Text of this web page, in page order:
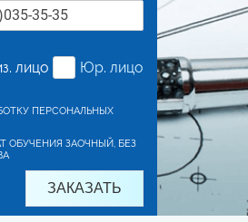
лицо Юр. лицо
ПЕРСОНАЛЬНЫХ
ОБУЧЕНИЯ ЗАОЧНЫЙ, БЕЗ